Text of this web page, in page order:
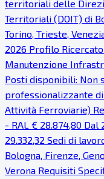
territoriali delle
Territoriali (DOIT) di
Torino, Trieste,
2026 Profilo
Manutenzione
Posti disponibili: Non
professionalizzante
Attività Ferroviarie)
- RAL € 28.874,80 Dal
29.332,32 Sedi di
Bologna, Firenze,
Verona Requisiti